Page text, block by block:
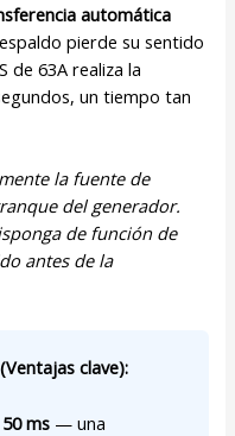
automática
pierde su sentido
de 63A realiza la
un tiempo tan
la fuente de
del generador.
de función de
antes de la
clave):
ms — una